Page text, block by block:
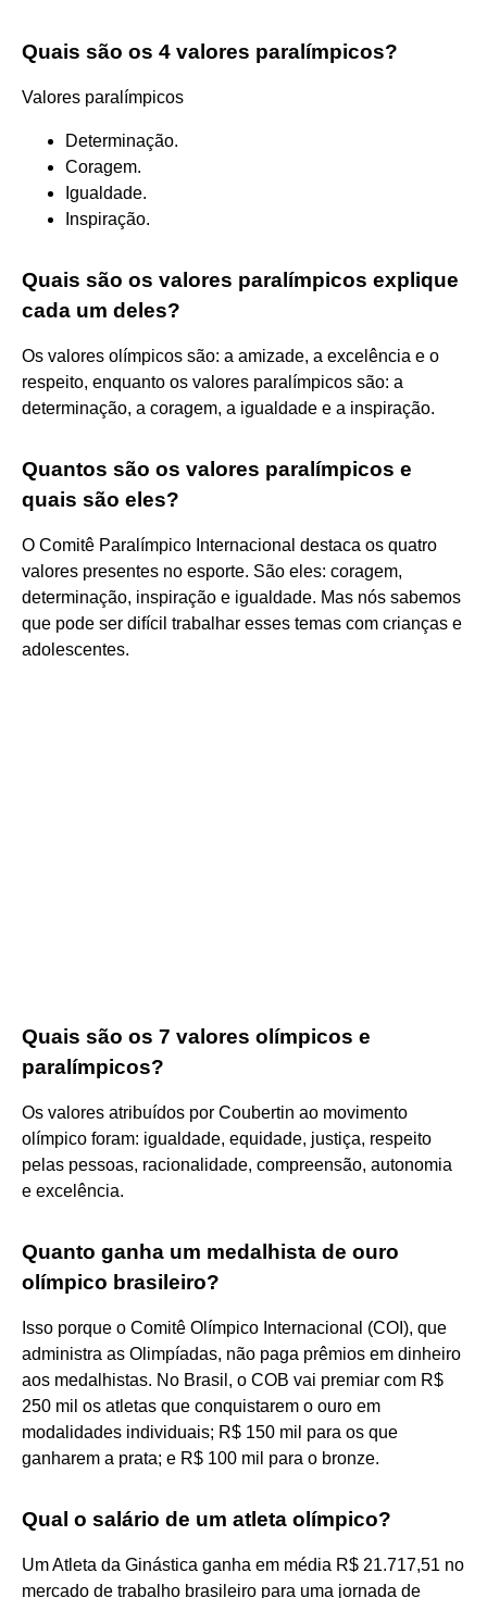
Quais são os 4 valores paralímpicos?
Valores paralímpicos
Determinação.
Coragem.
Igualdade.
Inspiração.
Quais são os valores paralímpicos explique
cada um deles?
Os valores olímpicos são: a amizade, a excelência e o
respeito, enquanto os valores paralímpicos são: a
determinação, a coragem, a igualdade e a inspiração.
Quantos são os valores paralímpicos e
quais são eles?
O Comitê Paralímpico Internacional destaca os quatro
valores presentes no esporte. São eles: coragem,
determinação, inspiração e igualdade. Mas nós sabemos
que pode ser difícil trabalhar esses temas com crianças e
adolescentes.
Quais são os 7 valores olímpicos e
paralímpicos?
Os valores atribuídos por Coubertin ao movimento
olímpico foram: igualdade, equidade, justiça, respeito
pelas pessoas, racionalidade, compreensão, autonomia
e excelência.
Quanto ganha um medalhista de ouro
olímpico brasileiro?
Isso porque o Comitê Olímpico Internacional (COI), que
administra as Olimpíadas, não paga prêmios em dinheiro
aos medalhistas. No Brasil, o COB vai premiar com R$
250 mil os atletas que conquistarem o ouro em
modalidades individuais; R$ 150 mil para os que
ganharem a prata; e R$ 100 mil para o bronze.
Qual o salário de um atleta olímpico?
Um Atleta da Ginástica ganha em média R$ 21.717,51 no
mercado de trabalho brasileiro para uma jornada de